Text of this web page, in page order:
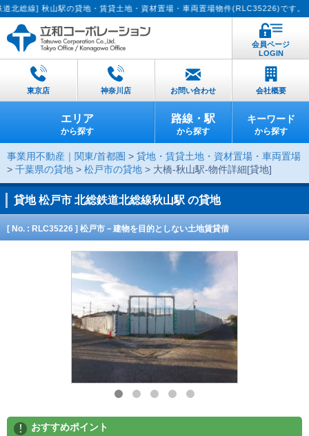
山駅の貸地・賃貸土地・資材置場・車両置場物件(RLC35226)です。【貸した
会員ページ
LOGIN
東京店 神奈川店 お問い合わせ 会社概要
エリア
から探す
路線・駅
から探す
キーワード
から探す
事業用不動産｜関東/首都圏 > 貸地・賃貸土地・資材置場・車両置場
> 千葉県の貸地 > 松戸市の貸地 > 大橋-秋山駅-物件詳細[貸地]
貸地松戸市 北総鉄道北総線秋山駅 の貸地
[ No. : RLC35226 ] 松戸市－建物を目的としない土地賃貸借
! おすすめポイント